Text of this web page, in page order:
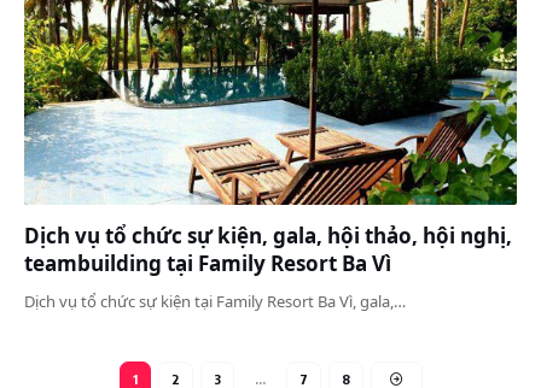
Dịch vụ tổ chức sự kiện, gala, hội thảo, hội nghị,
teambuilding tại Family Resort Ba Vì
Dịch vụ tổ chức sự kiện tại Family Resort Ba Vì, gala,…
1 2 3 … 7 8